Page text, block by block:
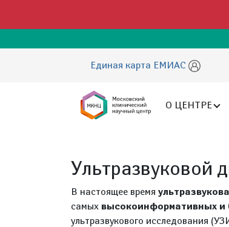
Единая карта ЕМИАС
О ЦЕНТРЕ
Ультразвуковой
В настоящее время
самых высокоинформативных и
ультразвукового исследования